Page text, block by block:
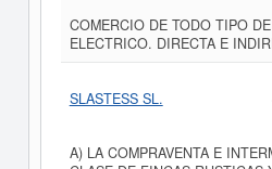
COMERCIO DE TODO TIPO
ELECTRICO. DIRECTA E
SLASTESS SL.
A) LA COMPRAVENTA E